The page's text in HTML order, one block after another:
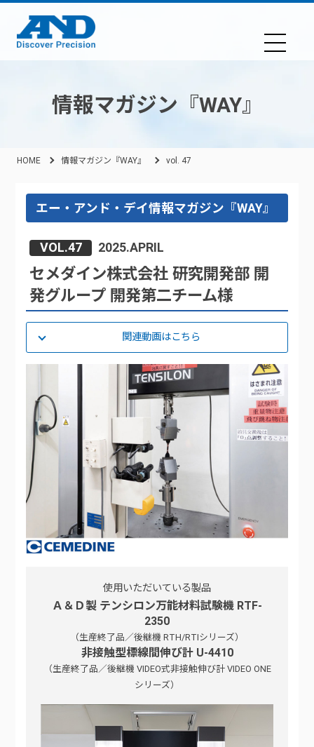
情報マガジン『WAY』
HOME 情報マガジン『WAY』 vol. 47
エー・アンド・デイ情報マガジン『WAY』
VOL.47 2025.APRIL
セメダイン株式会社 研究開発部 開
発グループ 開発第二チーム様
関連動画はこちら
使用いただいている製品
Ａ＆Ｄ製 テンシロン万能材料試験機 RTF-
2350
（生産終了品／後継機 RTH/RTIシリーズ）
非接触型標線間伸び計 U-4410
（生産終了品／後継機 VIDEO式非接触伸び計 VIDEO ONE
シリーズ）